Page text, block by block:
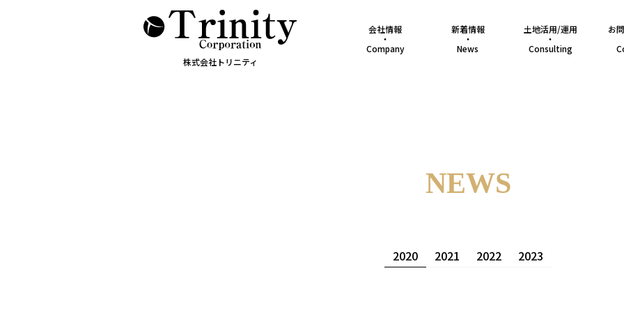
株式会社トリニティ
会社情報
・
Company
新着情報
・
News
土地活用/運用
・
Consulting
お
NEWS
2020 2021 2022 2023